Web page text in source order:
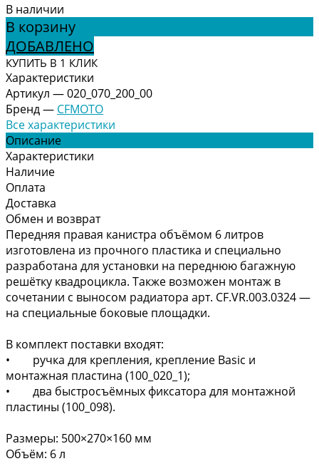
В наличии
В корзину
ДОБАВЛЕНО
КУПИТЬ В 1 КЛИК
Характеристики
Артикул —020_070_200_00
Бренд— CFMOTO
Все характеристики
Описание
Характеристики
Наличие
Оплата
Доставка
Обмен и возврат
Передняя правая канистра объёмом 6 литров
изготовлена из прочного пластика и специально
разработана для установки на переднюю багажную
решётку квадроцикла. Также возможен монтаж в
сочетании с выносом радиатора арт. CF.VR.003.0324 —
на специальные боковые площадки.
В комплект поставки входят:
• ручка для крепления, крепление Basic и
монтажная пластина (100_020_1);
• два быстросъёмных фиксатора для монтажной
пластины (100_098).
Размеры: 500×270×160 мм
Объём: 6 л